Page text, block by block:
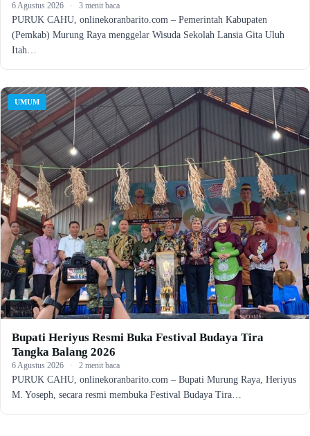
6 Agustus 2026 · 3 menit baca
PURUK CAHU, onlinekoranbarito.com – Pemerintah Kabupaten
(Pemkab) Murung Raya menggelar Wisuda Sekolah Lansia Gita Uluh
Itah…
UMUM
Bupati Heriyus Resmi Buka Festival Budaya Tira
Tangka Balang 2026
6 Agustus 2026 · 2 menit baca
PURUK CAHU, onlinekoranbarito.com – Bupati Murung Raya, Heriyus
M. Yoseph, secara resmi membuka Festival Budaya Tira…